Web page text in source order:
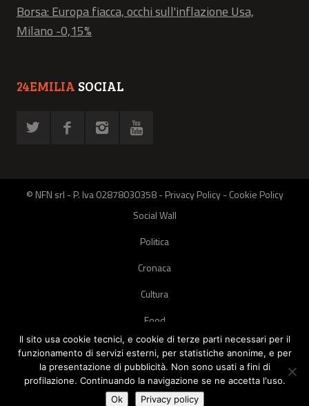
Borsa: Europa fiacca, occhi sull'inflazione Usa,
Milano -0,15%
24EMILIA SOCIAL
© NFN srl - P. Iva 02878030358 -Privacy Policy-Cookie Policy
Social Wall
Politica
Cronaca
Cultura
Food
Green
Pets
Street Style
Il sito usa cookie tecnici, e cookie di terze parti necessari per il
funzionamento di servizi esterni, per statistiche anonime, e per
la presentazione di pubblicità. Non sono usati a fini di
profilazione. Continuando la navigazione se ne accetta l'uso.
Ok
Privacy policy